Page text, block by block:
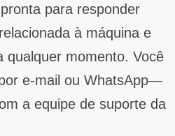
para responder
à máquina e
qualquer momento. Você
e-mail ou WhatsApp—
a equipe de suporte da